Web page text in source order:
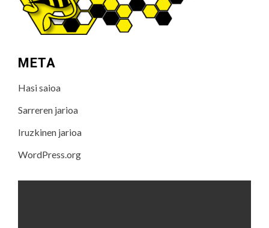
META
Hasi saioa
Sarreren jarioa
Iruzkinen jarioa
WordPress.org